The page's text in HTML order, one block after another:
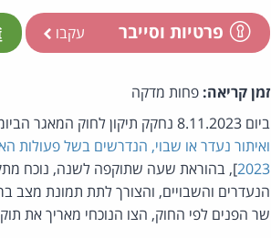
פרטיות וסייבר עקבו
זמן קריאה: פחות מדקה
ביום 8.11.2023 נחקק תיקון לחוק המאגר הביומטרי [
ואיתור נעדר או שבוי, הנדרשים בשל
2023], בהוראת שעה שתוקפה לשנה, נוכח
הנעדרים והשבויים, והצורך לתת תמונת מצב
שר הפנים לפי החוק, הצו הנוכחי מאריך את תוקף סעיף 2 לחוק, שפוקע ביום 7.11.2024, עד